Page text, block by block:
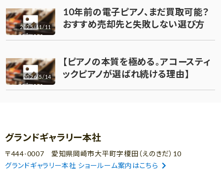
2025/11/11
10年前の電子ピアノ、まだ買取可能？
おすすめ売却先と失敗しない選び方
2026/5/14
【ピアノの本質を極める。アコースティ
ックピアノが選ばれ続ける理由】
グランドギャラリー本社
〒444-0007 愛知県岡崎市大平町字榎田（えのきだ）10
グランドギャラリー本社 ショールーム案内はこちら